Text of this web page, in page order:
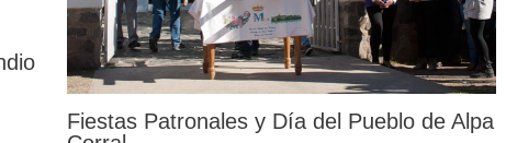
Fiestas Patronales y Día del Pueblo de Alpa